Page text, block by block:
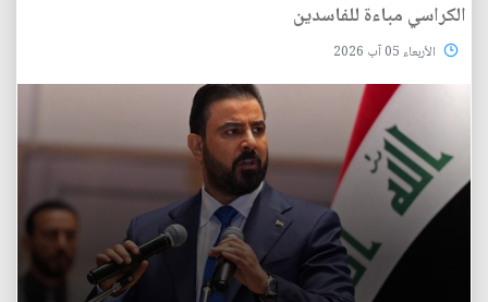
الكراسي مباءة للفاسدين
الأربعاء 05 آب 2026